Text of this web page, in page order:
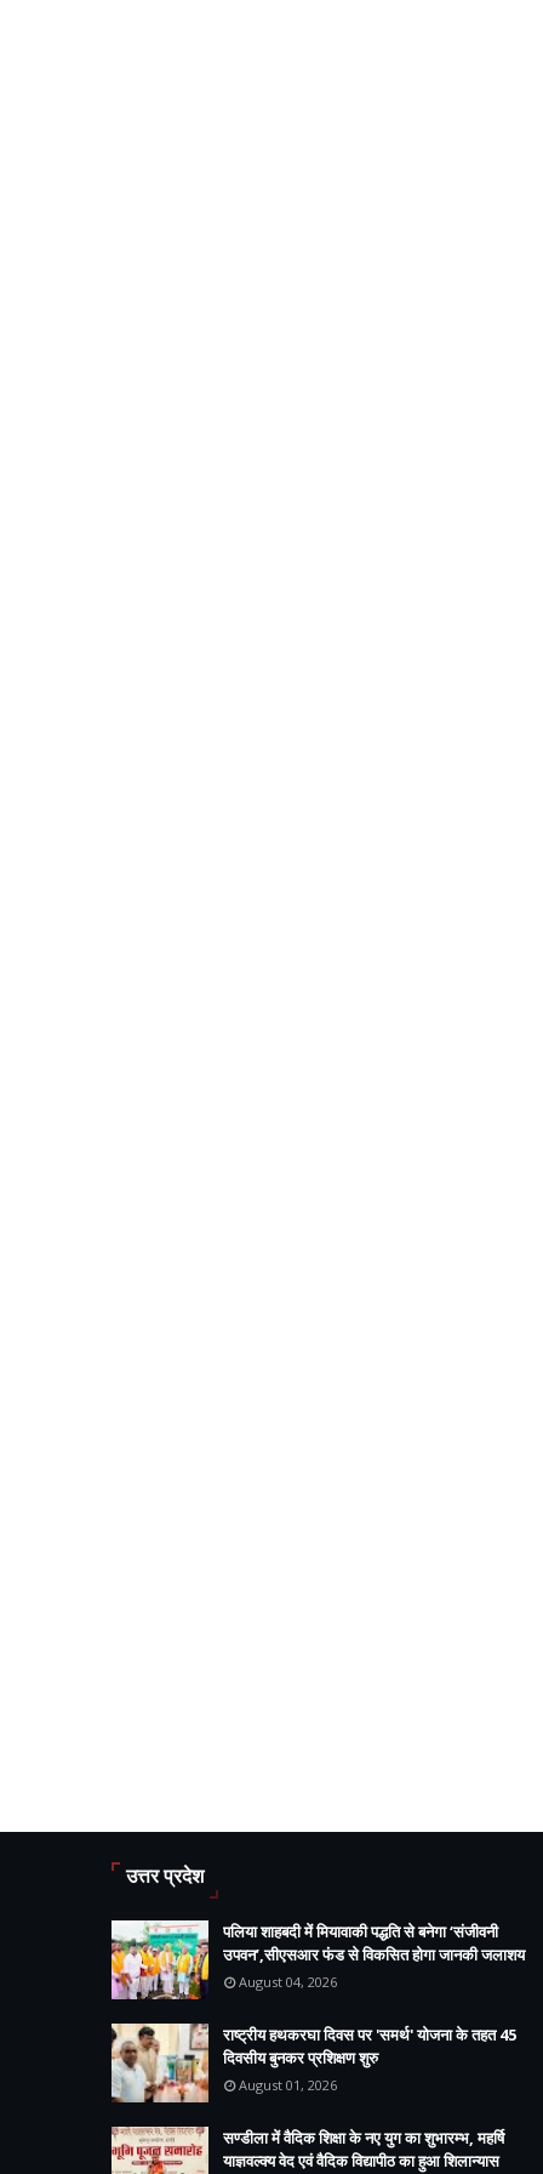
उत्तर प्रदेश
पलिया शाहबदी में मियावाकी पद्धति से बनेगा ‘संजीवनी
उपवन’,सीएसआर फंड से विकसित होगा जानकी जलाशय
August 04, 2026
राष्ट्रीय हथकरघा दिवस पर 'समर्थ' योजना के तहत 45
दिवसीय बुनकर प्रशिक्षण शुरु
August 01, 2026
सण्डीला में वैदिक शिक्षा के नए युग का शुभारम्भ, महर्षि
याज्ञवल्क्य वेद एवं वैदिक विद्यापीठ का हुआ शिलान्यास